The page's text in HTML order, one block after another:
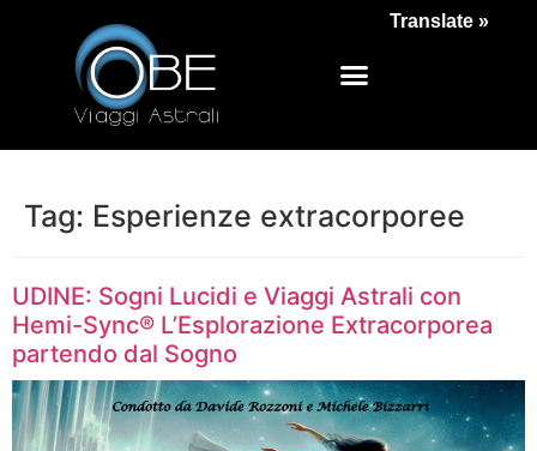
Tag: Esperienze extracorporee
UDINE: Sogni Lucidi e Viaggi Astrali con
Hemi-Sync® L’Esplorazione Extracorporea
partendo dal Sogno
Translate »